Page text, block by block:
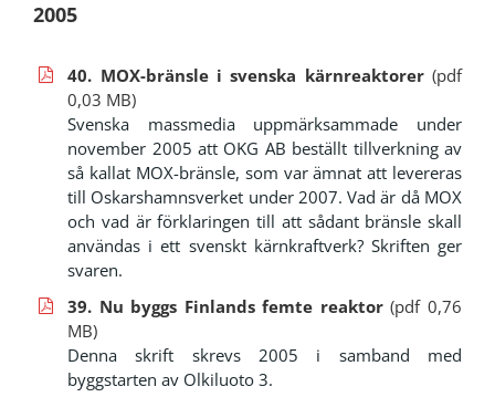
2005
40. MOX-bränsle i svenska kärnreaktorer(pdf
0,03 MB)
Svenska massmedia uppmärksammade under
november 2005 att OKG AB beställt tillverkning av
så kallat MOX-bränsle, som var ämnat att levereras
till Oskarshamnsverket under 2007. Vad är då MOX
och vad är förklaringen till att sådant bränsle skall
användas i ett svenskt kärnkraftverk? Skriften ger
svaren.
39. Nu byggs Finlands femte reaktor(pdf 0,76
MB)
Denna skrift skrevs 2005 i samband med
byggstarten av Olkiluoto 3.